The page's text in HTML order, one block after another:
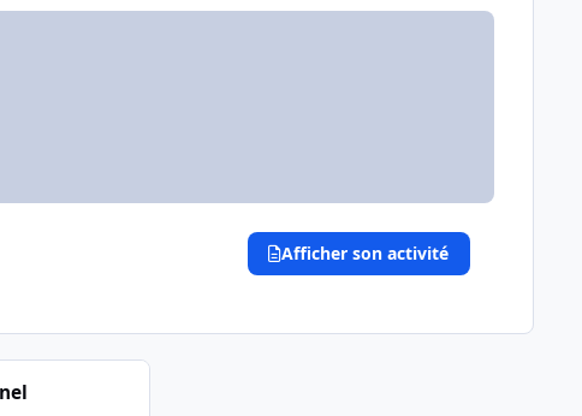
Afficher son activité